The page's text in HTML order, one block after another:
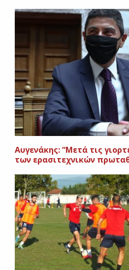
Αυγενάκης: “Μετά τις
των ερασιτεχνικών